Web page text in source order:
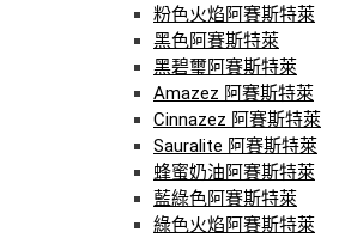
粉色火焰阿賽斯特萊
黑色阿賽斯特萊
黑碧璽阿賽斯特萊
Amazez 阿賽斯特萊
Cinnazez 阿賽斯特萊
Sauralite 阿賽斯特萊
蜂蜜奶油阿賽斯特萊
藍綠色阿賽斯特萊
綠色火焰阿賽斯特萊